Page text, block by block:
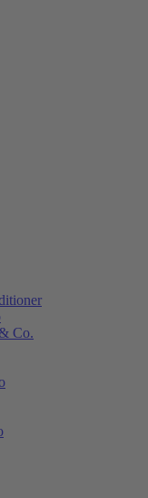
Co.